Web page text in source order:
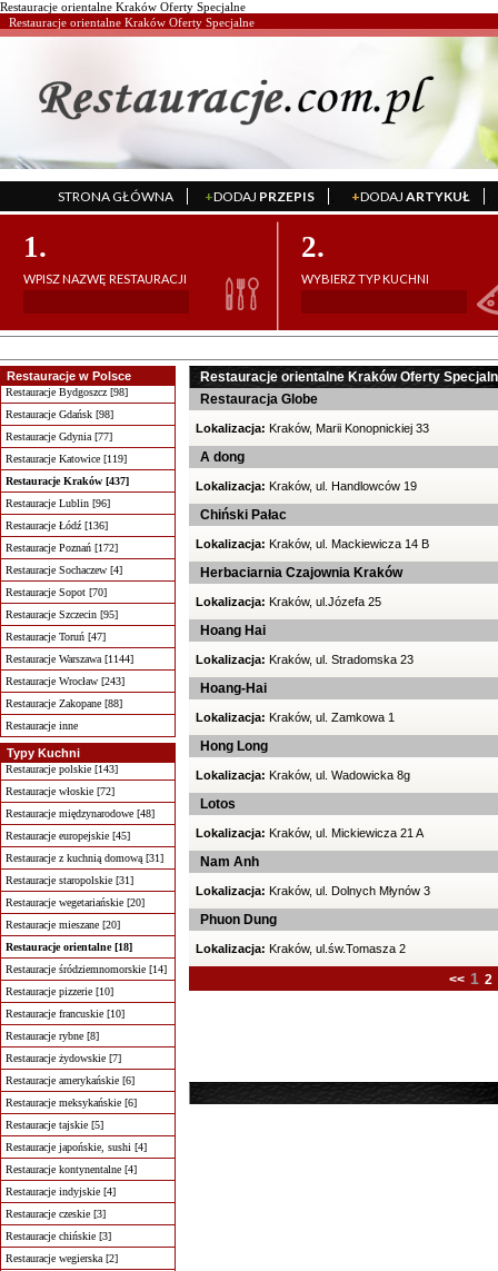
Restauracje orientalne Kraków Oferty Specjalne
Restauracje orientalne Kraków Oferty Specjalne
STRONA GŁÓWNA +DODAJ PRZEPIS +DODAJ ARTYKUŁ
1.
WPISZ NAZWĘ RESTAURACJI
2.
WYBIERZ TYP KUCHNI
Restauracje w Polsce
Restauracje Bydgoszcz [98]
Restauracje Gdańsk [98]
Restauracje Gdynia [77]
Restauracje Katowice [119]
Restauracje Kraków [437]
Restauracje Lublin [96]
Restauracje Łódź [136]
Restauracje Poznań [172]
Restauracje Sochaczew [4]
Restauracje Sopot [70]
Restauracje Szczecin [95]
Restauracje Toruń [47]
Restauracje Warszawa [1144]
Restauracje Wrocław [243]
Restauracje Zakopane [88]
Restauracje inne
Typy Kuchni
Restauracje polskie [143]
Restauracje włoskie [72]
Restauracje międzynarodowe [48]
Restauracje europejskie [45]
Restauracje z kuchnią domową [31]
Restauracje staropolskie [31]
Restauracje wegetariańskie [20]
Restauracje mieszane [20]
Restauracje orientalne [18]
Restauracje śródziemnomorskie [14]
Restauracje pizzerie [10]
Restauracje francuskie [10]
Restauracje rybne [8]
Restauracje żydowskie [7]
Restauracje amerykańskie [6]
Restauracje meksykańskie [6]
Restauracje tajskie [5]
Restauracje japońskie, sushi [4]
Restauracje kontynentalne [4]
Restauracje indyjskie [4]
Restauracje czeskie [3]
Restauracje chińskie [3]
Restauracje wegierska [2]
Restauracje orientalne Kraków Oferty
Restauracja Globe
Lokalizacja: Kraków, Marii Konopnickiej 33
A dong
Lokalizacja: Kraków, ul. Handlowców 19
Chiński Pałac
Lokalizacja: Kraków, ul. Mackiewicza 14 B
Herbaciarnia Czajownia Kraków
Lokalizacja: Kraków, ul.Józefa 25
Hoang Hai
Lokalizacja: Kraków, ul. Stradomska 23
Hoang-Hai
Lokalizacja: Kraków, ul. Zamkowa 1
Hong Long
Lokalizacja: Kraków, ul. Wadowicka 8g
Lotos
Lokalizacja: Kraków, ul. Mickiewicza 21 A
Nam Anh
Lokalizacja: Kraków, ul. Dolnych Młynów 3
Phuon Dung
Lokalizacja: Kraków, ul.św.Tomasza 2
<< 1 2